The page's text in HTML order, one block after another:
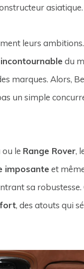
asiatique.
leurs
du
marques. Alors,
un simple
ou le Range Rover,
imposante et
sa robustesse.
, des atouts qui